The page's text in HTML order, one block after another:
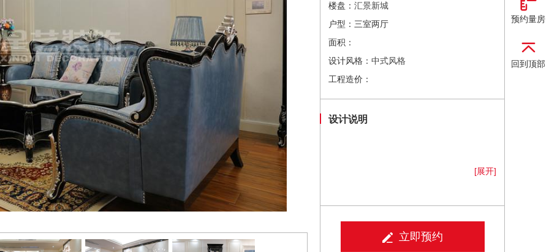
楼盘： 汇景新城
户型：三室两厅
面积：
设计风格： 中式风格
工程造价：
设计说明
[展开]
立即预约
预约量房
回到顶部